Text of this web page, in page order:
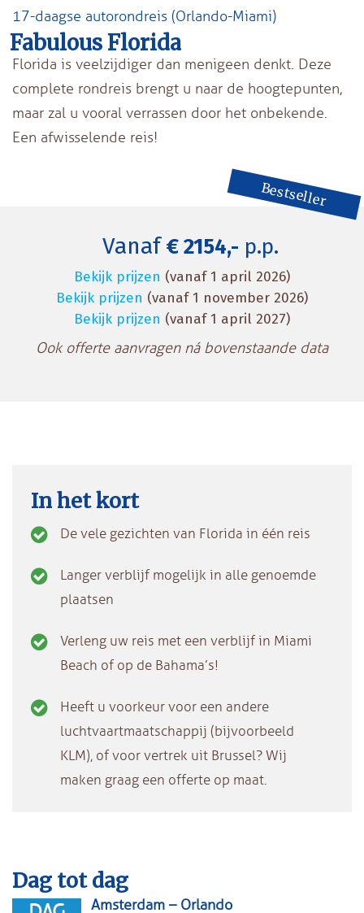
17-daagse autorondreis (Orlando-Miami)
Fabulous Florida
Florida is veelzijdiger dan menigeen denkt. Deze
complete rondreis brengt u naar de hoogtepunten,
maar zal u vooral verrassen door het onbekende.
Een afwisselende reis!
Bestseller
Vanaf€ 2154,- p.p.
Bekijk prijzen (vanaf 1 april 2026)
Bekijk prijzen (vanaf 1 november 2026)
Bekijk prijzen (vanaf 1 april 2027)
Ook offerte aanvragen ná bovenstaande data
In het kort
De vele gezichten van Florida in één reis
Langer verblijf mogelijk in alle genoemde
plaatsen
Verleng uw reis met een verblijf in Miami
Beach of op de Bahama’s!
Heeft u voorkeur voor een andere
luchtvaartmaatschappij (bijvoorbeeld
KLM), of voor vertrek uit Brussel? Wij
maken graag een offerte op maat.
Dag tot dag
Amsterdam – Orlando